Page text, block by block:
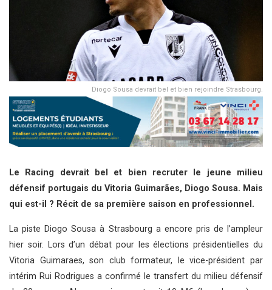
Diogo Sousa devrait bel et bien rejoindre Strasbourg.
Le Racing devrait bel et bien recruter le jeune milieu
défensif portugais du Vitoria Guimarães, Diogo Sousa. Mais
qui est-il ? Récit de sa première saison en professionnel.
La piste Diogo Sousa à Strasbourg a encore pris de l’ampleur
hier soir. Lors d’un débat pour les élections présidentielles du
Vitoria Guimaraes, son club formateur, le vice-président par
intérim Rui Rodrigues a confirmé le transfert du milieu défensif